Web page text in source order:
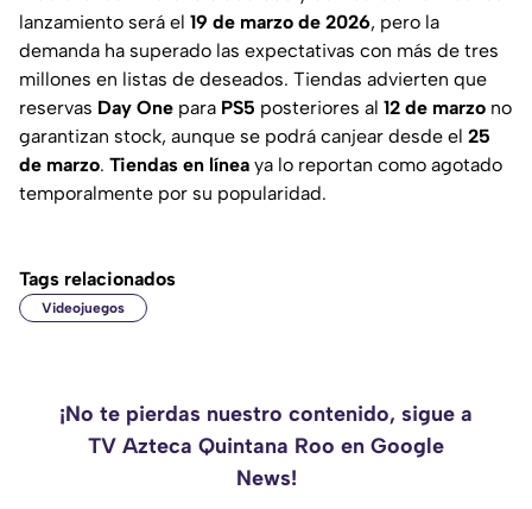
lanzamiento será el 19 de marzo de 2026, pero la
demanda ha superado las expectativas con más de tres
millones en listas de deseados. Tiendas advierten que
reservas Day One para PS5 posteriores al 12 de marzo no
garantizan stock, aunque se podrá canjear desde el 25
de marzo. Tiendas en línea ya lo reportan como agotado
temporalmente por su popularidad.
Tags relacionados
Videojuegos
¡No te pierdas nuestro contenido, sigue a
TV Azteca Quintana Roo en Google
News!